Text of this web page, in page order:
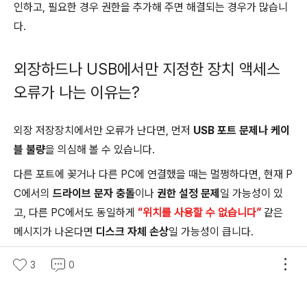
인하고, 필요한 경우 권한을 추가해 주면 해결되는 경우가 많습니
다.
외장하드나 USB에서만 지정한 장치 액세스
오류가 나는 이유는?
외장 저장장치에서만 오류가 난다면, 먼저 USB 포트 문제나 케이
블 불량을 의심해 볼 수 있습니다.
다른 포트에 꽂거나 다른 PC에 연결했을 때는 멀쩡하다면, 현재 P
C에서의 드라이브 문자 충돌이나 권한 설정 문제 일 가능성이 있
고, 다른 PC에서도 동일하게 “위치를 사용할 수 없습니다” 같은
메시지가 나온다면 디스크 자체 손상일 가능성이 큽니다.
3 0